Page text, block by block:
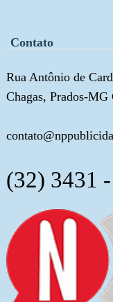
Contato
Rua Antônio de
Chagas, Prados-MG
(32) 3431